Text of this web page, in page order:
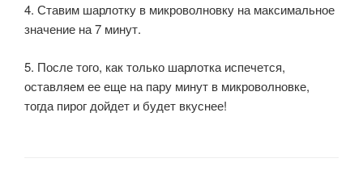
4. Ставим шарлотку в микроволновку на максимальное
значение на 7 минут.
5. После того, как только шарлотка испечется,
оставляем ее еще на пару минут в микроволновке,
тогда пирог дойдет и будет вкуснее!